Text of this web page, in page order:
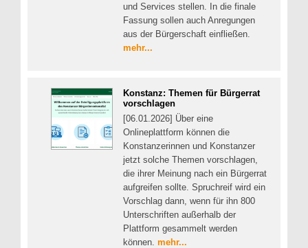
und Services stellen. In die finale
Fassung sollen auch Anregungen
aus der Bürgerschaft einfließen.
mehr...
Konstanz: Themen für Bürgerrat
vorschlagen
[06.01.2026] Über eine
Onlineplattform können die
Konstanzerinnen und Konstanzer
jetzt solche Themen vorschlagen,
die ihrer Meinung nach ein Bürgerrat
aufgreifen sollte. Spruchreif wird ein
Vorschlag dann, wenn für ihn 800
Unterschriften außerhalb der
Plattform gesammelt werden
können. mehr...